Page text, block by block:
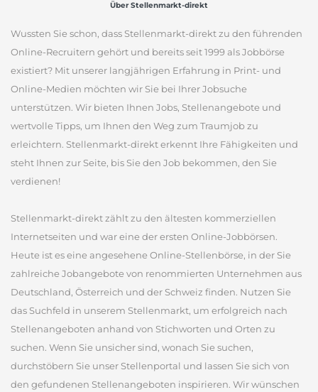
Über Stellenmarkt-direkt
Wussten Sie schon, dass Stellenmarkt-direkt zu den führenden
Online-Recruitern gehört und bereits seit 1999 als Jobbörse
existiert? Mit unserer langjährigen Erfahrung in Print- und
Online-Medien möchten wir Sie bei Ihrer Jobsuche
unterstützen. Wir bieten Ihnen Jobs, Stellenangebote und
wertvolle Tipps, um Ihnen den Weg zum Traumjob zu
erleichtern. Stellenmarkt-direkt erkennt Ihre Fähigkeiten und
steht Ihnen zur Seite, bis Sie den Job bekommen, den Sie
verdienen!
Stellenmarkt-direkt zählt zu den ältesten kommerziellen
Internetseiten und war eine der ersten Online-Jobbörsen.
Heute ist es eine angesehene Online-Stellenbörse, in der Sie
zahlreiche Jobangebote von renommierten Unternehmen aus
Deutschland, Österreich und der Schweiz finden. Nutzen Sie
das Suchfeld in unserem Stellenmarkt, um erfolgreich nach
Stellenangeboten anhand von Stichworten und Orten zu
suchen. Wenn Sie unsicher sind, wonach Sie suchen,
durchstöbern Sie unser Stellenportal und lassen Sie sich von
den gefundenen Stellenangeboten inspirieren. Wir wünschen